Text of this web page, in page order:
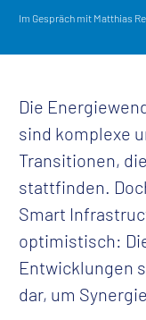
Im Gespräch mit Matthias
Die
sind komplexe
Transitionen,
stattfinden.
Smart
optimistisch:
Entwicklungen
dar, um